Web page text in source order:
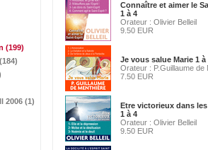
(199)
2006 (1)
Connaître et aimer le
1 à 4
Orateur : Olivier Belleil
9.50 EUR
Je vous salue Marie 1 à
Orateur : P.Guillaume de
7.50 EUR
Etre victorieux dans
1 à 4
Orateur : Olivier Belleil
9.50 EUR